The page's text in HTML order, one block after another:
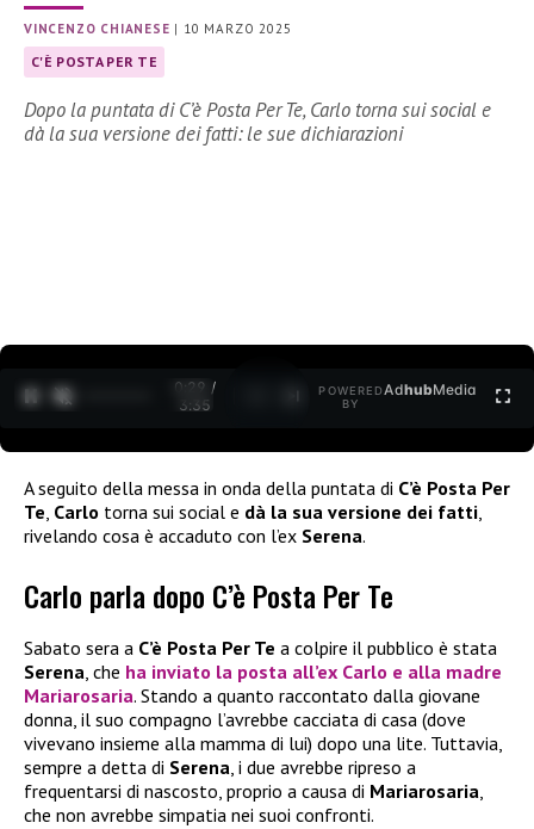
VINCENZO CHIANESE | 10 MARZO 2025
C'È POSTA PER TE
Dopo la puntata di C’è Posta Per Te, Carlo torna sui social e
dà la sua versione dei fatti: le sue dichiarazioni
0:30 /
3:35
POWERED
BY
AdhubMedia
A seguito della messa in onda della puntata di C’è Posta Per
Te Carlo torna sui social e dà la sua versione dei fatti
rivelando cosa è accaduto con l’ex Serena.
Carlo parla dopo C’è Posta Per Te
Sabato sera a C’è Posta Per Te a colpire il pubblico è stata
Serena, che ha inviato la posta all’ex Carlo e alla madre
Mariarosaria. Stando a quanto raccontato dalla giovane
donna, il suo compagno l’avrebbe cacciata di casa (dove
vivevano insieme alla mamma di lui) dopo una lite. Tuttavia,
sempre a detta di Serena, i due avrebbe ripreso a
frequentarsi di nascosto, proprio a causa di Mariarosaria,
che non avrebbe simpatia nei suoi confronti.